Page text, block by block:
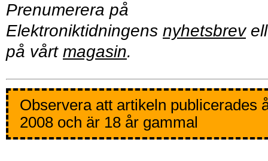
Prenumerera på
Elektroniktidningens nyhetsbrev
på vårt magasin.
Observera att artikeln publicerades
2008 och är 18 år gammal